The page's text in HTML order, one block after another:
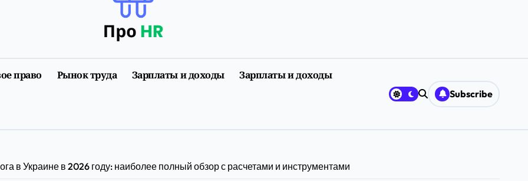
сервисы изменили привычный ритм города
факторы, влияющие на него, и динамика изменения
первого трудоустройства
в лайв-ставках и слотах
право Рынок труда Зарплаты и доходы Зарплаты и доходы
Subscribe
в Украине в 2026 году: наиболее полный обзор с расчетами и инструментами